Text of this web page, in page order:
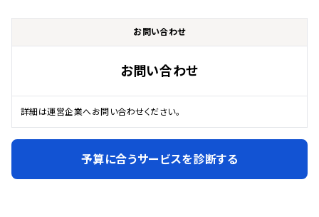
お問い合わせ
お問い合わせ
詳細は運営企業へお問い合わせください。
予算に合うサービスを診断する